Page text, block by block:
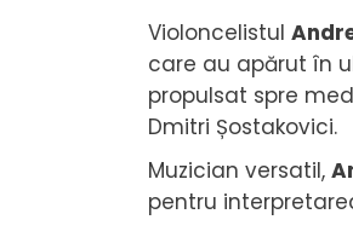
Violoncelistul
care au apărut în
propulsat spre
Dmitri Șostakovici.
Muzician versatil,
pentru